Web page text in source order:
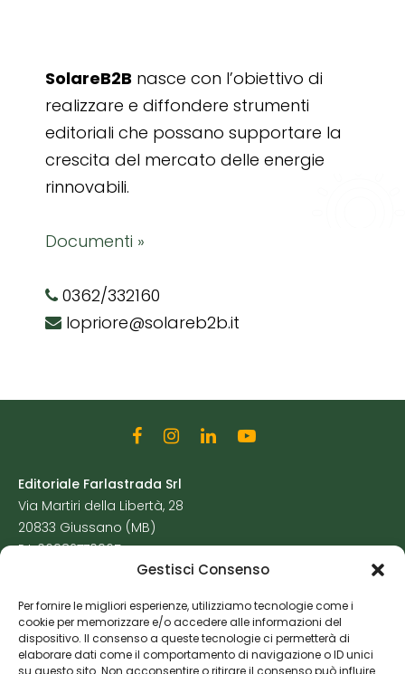
Gestisci Consenso
Per fornire le migliori esperienze, utilizziamo tecnologie come i
cookie per memorizzare e/o accedere alle informazioni del
dispositivo. Il consenso a queste tecnologie ci permetterà di
elaborare dati come il comportamento di navigazione o ID unici
su questo sito. Non acconsentire o ritirare il consenso può influire
SolareB2B nasce con l’obiettivo di
realizzare e diffondere strumenti
editoriali che possano supportare la
crescita del mercato delle energie
rinnovabili.
Documenti »
0362/332160
lopriore@solareb2b.it
Editoriale Farlastrada Srl
Via Martiri della Libertà, 28
20833 Giussano (MB)
P.I. 06982770965
Cookie Policy
Risorse Aggiuntive